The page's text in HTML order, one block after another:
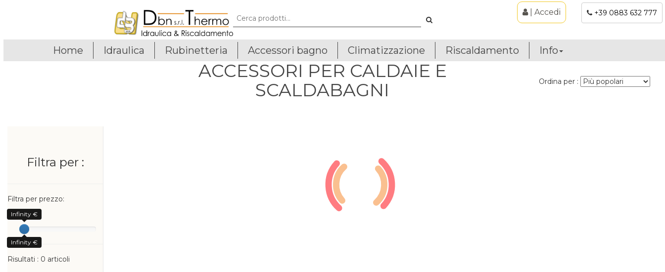
| Accedi +39 0883 632 777
Home Idraulica Rubinetteria Accessori bagno Climatizzazione Riscaldamento Info
ACCESSORI PER CALDAIE E
SCALDABAGNI
Ordina per :
Filtra per :
Filtra per prezzo:
Infinity €
Infinity €
Risultati : 0 articoli